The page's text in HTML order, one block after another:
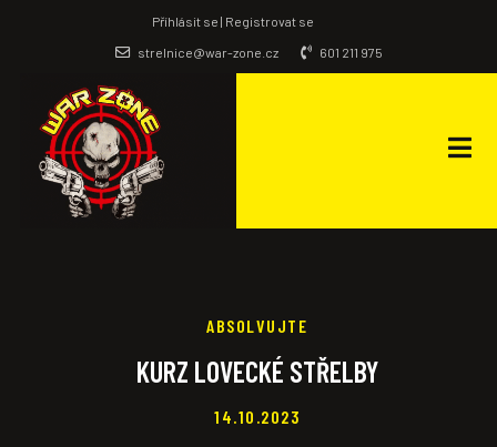
Příhlásit se | Registrovat se
strelnice@war-zone.cz
601 211 975
ABSOLVUJTE
KURZ LOVECKÉ STŘELBY
14.10.2023